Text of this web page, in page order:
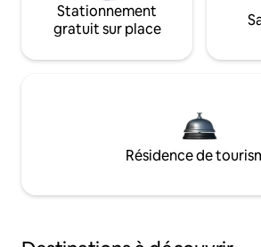
Stationnement
gratuit sur place
Résidence de